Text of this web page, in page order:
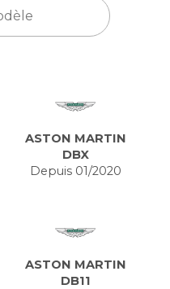
ASTON MARTIN
DBX
Depuis 01/2020
ASTON MARTIN
DB11